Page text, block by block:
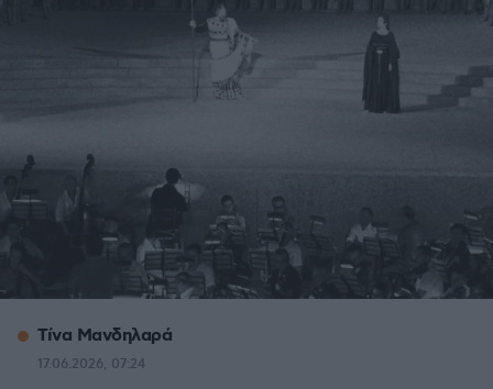
Τίνα Μανδηλαρά
17.06.2026, 07:24